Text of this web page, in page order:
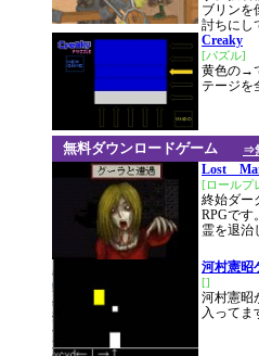
ブリンを
討ちにし
Creaky
[パズル]
黄色の→
テージを
⇒
無料ダウンロードゲーム
Lost
[ロールプ
終始ダー
RPGです
霊を退治
河村憲昭
[]
河村憲昭
入ってま